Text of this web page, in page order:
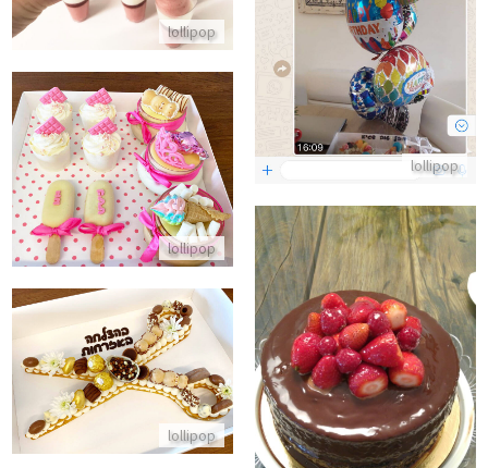
lollipop
lollipop
התקשר/י
lollipop
מארז ליום הולדת מתוק של בת
התקשר/י
עוגת שוקולד נימוחה
התקשר/י lollipop
עוגת שחרור בצורת מספריים עם
התקשר/י